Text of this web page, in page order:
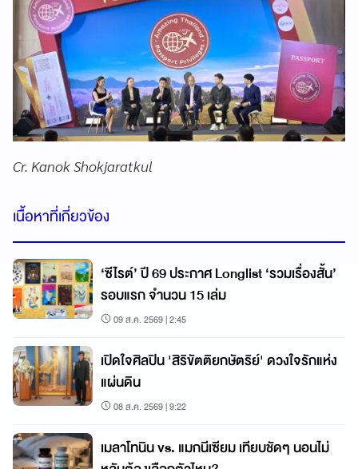
Cr. Kanok Shokjaratkul
เนื้อหาที่เกี่ยวข้อง
‘ซีไรต์’ ปี 69 ประกาศ Longlist ‘รวมเรื่องสั้น’
รอบแรก จำนวน 15 เล่ม
09 ส.ค. 2569 | 2:45
เปิดใจศิลปิน 'สิริขัตติยกษัตริย์' ดวงใจรักแห่ง
แผ่นดิน
08 ส.ค. 2569 | 9:22
เมลาโทนิน vs. แมกนีเซียม เทียบชัดๆ นอนไม่